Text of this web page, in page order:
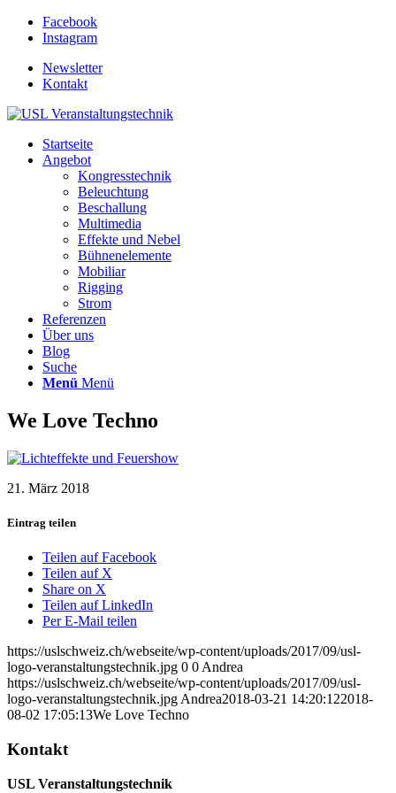
Facebook
Instagram
Newsletter
Kontakt
Startseite
Angebot
Kongresstechnik
Beleuchtung
Beschallung
Multimedia
Effekte und Nebel
Bühnenelemente
Mobiliar
Rigging
Strom
Referenzen
Über uns
Blog
Suche
Menü Menü
We Love Techno
21. März 2018
Eintrag teilen
Teilen auf Facebook
Teilen auf X
Share on X
Teilen auf LinkedIn
Per E-Mail teilen
https://uslschweiz.ch/webseite/wp-content/uploads/2017/09/usl-
logo-veranstaltungstechnik.jpg 0 0 Andrea
https://uslschweiz.ch/webseite/wp-content/uploads/2017/09/usl-
logo-veranstaltungstechnik.jpg Andrea2018-03-21 14:20:122018-
08-02 17:05:13We Love Techno
Kontakt
USL Veranstaltungstechnik